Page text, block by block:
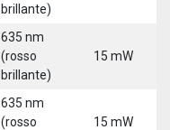
brillante)
635 nm
(rosso
brillante)
15 mW
635 nm
(rosso
15 mW